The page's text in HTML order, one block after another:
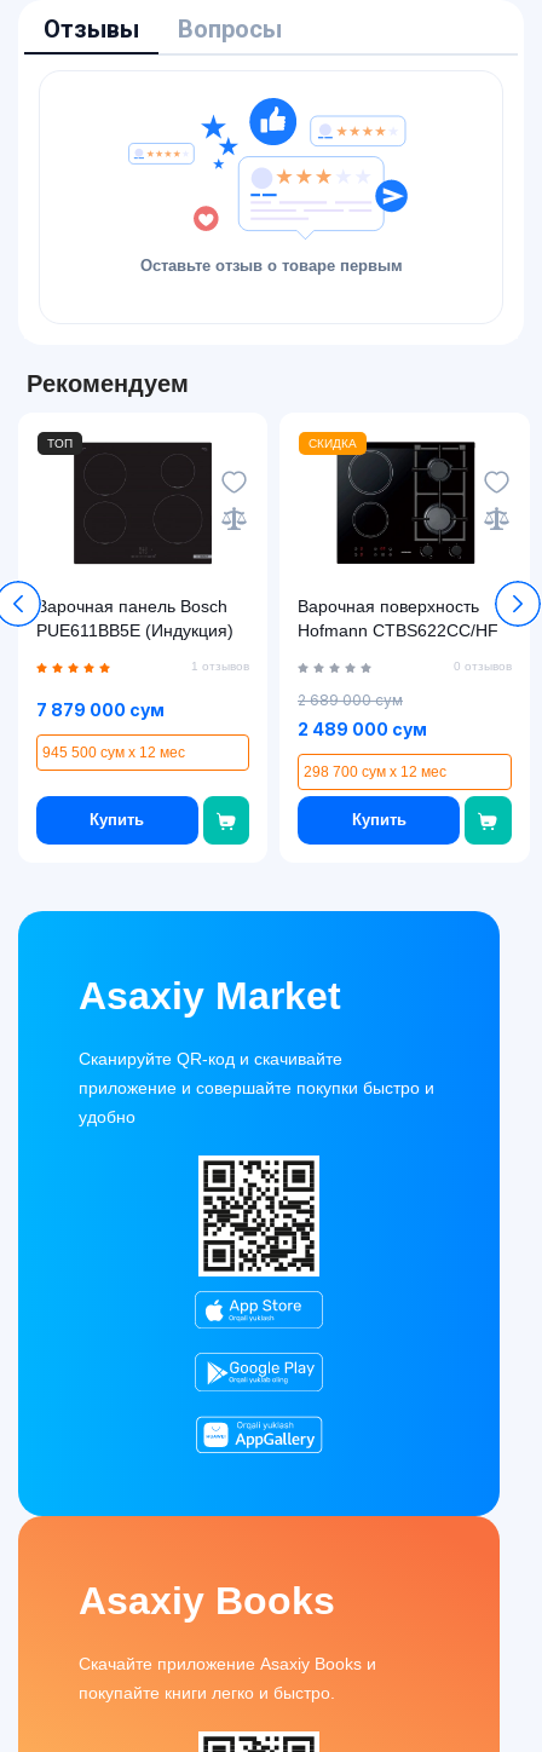
Отзывы Вопросы
Оставьте отзыв о товаре первым
Рекомендуем
ТОП
Варочная панель Bosch
PUE611BB5E (Индукция)
1 отзывов
7 879 000 сум
945 500 сум x 12 мес
Купить
СКИДКА
Варочная поверхность
Hofmann CTBS622CC/HF
0 отзывов
2 689 000 сум
2 489 000 сум
298 700 сум x 12 мес
Купить
Asaxiy Market
Сканируйте QR-код и скачивайте
приложение и совершайте покупки быстро и
удобно
Asaxiy Books
Скачайте приложение Asaxiy Books и
покупайте книги легко и быстро.